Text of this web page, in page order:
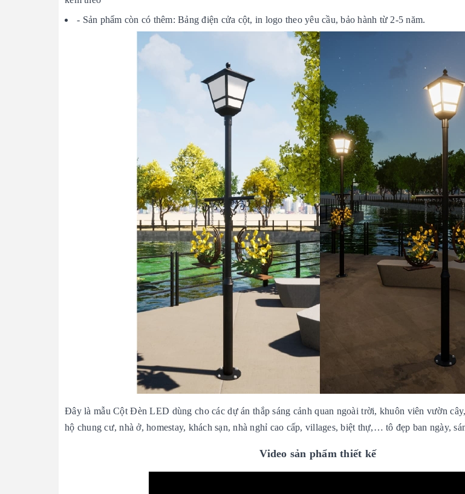
- Sản phẩm còn có thêm: Bảng điện cửa cột, in logo theo yêu cầu, bảo hành từ 2-5 năm.
Đây là mẫu Cột Đèn LED dùng cho các dự án thắp sáng cảnh quan ngoài trời, khuôn viên vườn
hộ chung cư, nhà ở, homestay, khách sạn, nhà nghỉ cao cấp, villages, biệt thự,… tô đẹp ban ngày,
Video sản phẩm thiết kế